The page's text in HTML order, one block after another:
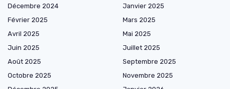
Décembre 2024
Janvier 2025
Février 2025
Mars 2025
Avril 2025
Mai 2025
Juin 2025
Juillet 2025
Août 2025
Septembre 2025
Octobre 2025
Novembre 2025